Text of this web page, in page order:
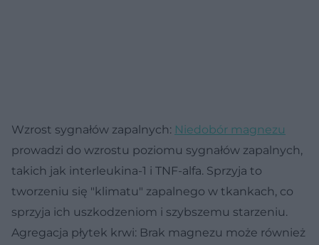
Wzrost sygnałów zapalnych: Niedobór magnezu
prowadzi do wzrostu poziomu sygnałów zapalnych,
takich jak interleukina-1 i TNF-alfa. Sprzyja to
tworzeniu się "klimatu" zapalnego w tkankach, co
sprzyja ich uszkodzeniom i szybszemu starzeniu.
Agregacja płytek krwi: Brak magnezu może również